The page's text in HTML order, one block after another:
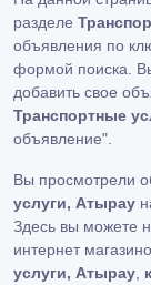
разделе
объявления по
формой поиска.
добавить свое
Транспортные
объявление"
Вы просмотрели
услуги, Атырау
Здесь вы можете
интернет
услуги, Атырау